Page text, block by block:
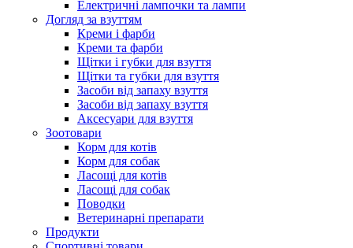
Електричні лампочки та лампи
Догляд за взуттям
Креми і фарби
Креми та фарби
Щітки і губки для взуття
Щітки та губки для взуття
Засоби від запаху взуття
Засоби від запаху взуття
Аксесуари для взуття
Зоотовари
Корм для котів
Корм для собак
Ласощі для котів
Ласощі для собак
Поводки
Ветеринарні препарати
Продукти